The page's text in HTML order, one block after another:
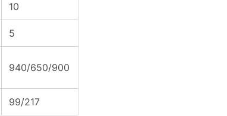
10
5
940/650/900
99/217